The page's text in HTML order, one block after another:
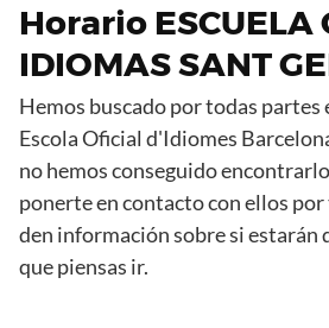
Horario ESCUELA
IDIOMAS SANT
Hemos buscado por todas partes
Escola Oficial d'Idiomes
no hemos conseguido
ponerte en contacto con ellos
den información sobre si estarán
que piensas ir.